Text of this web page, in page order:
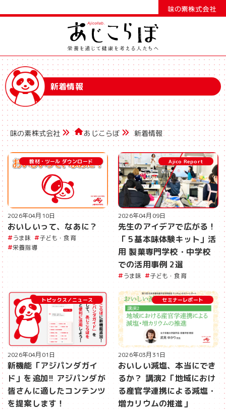
新着情報
味の素株式会社 あじこらぼ 新着情報
教材・ツール ダウンロード
2026年04月10日
おいしいって、なあに？
うま味
子ども・食育
栄養指導
Ajico Report
2026年04月09日
先生のアイデアで広がる！
「５基本味体験キット」活
用 製菓専門学校・中学校
での活用事例 2選
うま味 子ども・食育
トピックス／ニュース
2026年04月01日
新機能「アジパンダガイ
ド」を追加!! アジパンダが
皆さんに適したコンテンツ
を提案します！
セミナーレポート
2026年03月31日
おいしい減塩、本当にでき
るか？ 講演2「地域におけ
る産官学連携による減塩・
増カリウムの推進」